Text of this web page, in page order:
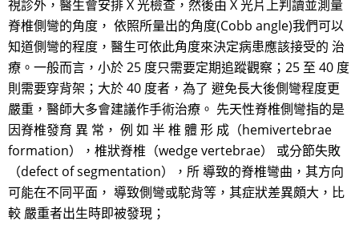
視診外，醫生會安排 X 光檢查，然後由 X 光片上判讀並測量
脊椎側彎的角度， 依照所量出的角度(Cobb angle)我們可以
知道側彎的程度，醫生可依此角度來決定病患應該接受的 治
療。一般而言，小於 25 度只需要定期追蹤觀察；25 至 40 度
則需要穿背架；大於 40 度者，為了 避免長大後側彎程度更
嚴重，醫師大多會建議作手術治療。 先天性脊椎側彎指的是
因脊椎發育 異 常， 例 如 半 椎 體 形 成（hemivertebrae
formation），椎狀脊椎（wedge vertebrae） 或分節失敗
（defect of segmentation），所 導致的脊椎彎曲，其方向
可能在不同平面， 導致側彎或駝背等，其症狀差異頗大，比
較 嚴重者出生時即被發現；